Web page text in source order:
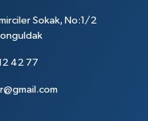
Sokak, No:1/2
42 77